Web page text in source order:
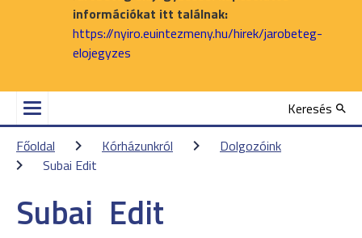
információkat itt találnak:
https://nyiro.euintezmeny.hu/hirek/jarobeteg-
elojegyzes
Keresés
Főoldal
Kórházunkról
Dolgozóink
Subai Edit
Subai Edit